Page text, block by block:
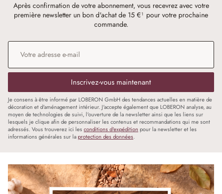
Après confirmation de votre abonnement, vous recevrez avec votre
première newsletter un bon d'achat de 15 €¹ pour votre prochaine
commande.
Adresse e-mail
Inscrivez-vous maintenant
Je consens à être informé par LOBERON GmbH des tendances actuelles en matière de
décoration et d'aménagement intérieur. J'accepte également que LOBERON analyse, au
moyen de technologies de suivi, l'ouverture de la newsletter ainsi que les liens sur
lesquels je clique afin de personnaliser les contenus et recommandations qui me sont
adressés. Vous trouverez ici les conditions d'expédition pour la newsletter et les
informations générales sur laprotection des données.